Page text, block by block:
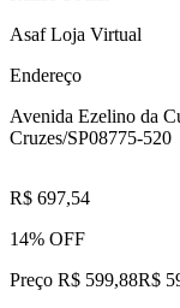
Asaf Loja Virtual
Endereço
Avenida Ezelino da
Cruzes/SP08775-520
R$ 697,54
14% OFF
Preço R$ 599,88R$